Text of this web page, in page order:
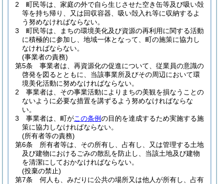
2
町民等は、家庭の外で自ら生じさせた空き缶等及び吸い殻
等を持ち帰り、又は回収容器、吸い殻入れ等に収納するよ
う努めなければならない。
3
町民等は、まちの環境美化及び資源の再利用に関する活動
に積極的に参加し、地域一体となって、町の施策に協力し
なければならない。
(事業者の責務)
第5条
事業者は、再資源化の促進について、従業員の意識の
啓発を図るとともに、当該事業所及びその周辺において環
境美化活動に努めなければならない。
2
事業者は、その事業活動によりまちの美観を損なうことの
ないように必要な措置を講ずるよう努めなければならな
い。
3
事業者は、町がこの条例の目的を達成するため実施する施
策に協力しなければならない。
(所有者等の責務)
第6条
所有者等は、その所有し、占有し、又は管理する土地
及び建物におけるごみの散乱を防止し、当該土地及び建物
を清潔にしておかなければならない。
(投棄の禁止)
第7条
何人も、みだりに公共の場所又は他人が所有し、占有